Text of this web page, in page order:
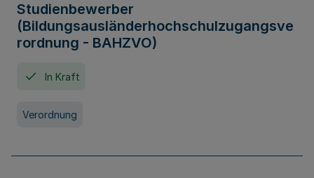
Studienbewerber
(Bildungsausländerhochschulzugangsve
rordnung - BAHZVO)
In Kraft
Verordnung